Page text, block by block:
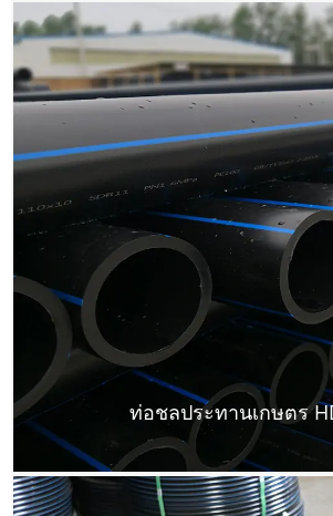
ท่อชลประทานเกษตร